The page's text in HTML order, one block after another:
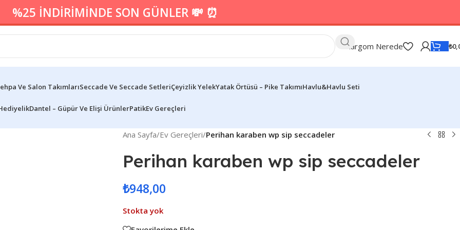
%25 İNDİRİMİNDE SON GÜNLER 💸 ⏰
Kargom Nerede ₺
Ve Salon TakımlarıSeccade Ve Seccade SetleriÇeyizlik YelekYatak Örtüsü – Pike TakımıHavlu&Havlu Seti
Dantel – Güpür Ve Elişi ÜrünlerPatikEv Gereçleri
Ana Sayfa/Ev Gereçleri/Perihan karaben wp sip seccadeler
Perihan karaben wp sip seccadeler
₺948,00
Stokta yok